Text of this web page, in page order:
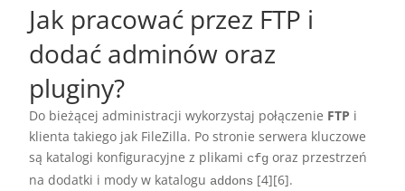
Jak pracować przez FTP i
dodać adminów oraz
pluginy?
Do bieżącej administracji wykorzystaj połączenie FTP i
klienta takiego jak FileZilla. Po stronie serwera kluczowe
są katalogi konfiguracyjne z plikami cfg oraz przestrzeń
na dodatki i mody w katalogu addons [4][6].